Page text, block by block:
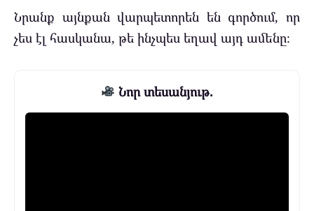
Նրանք այնքան վարպետորեն են գործում, որ
չես էլ հասկանա, թե ինչպես եղավ այդ ամենը։
Նոր տեսանյութ.